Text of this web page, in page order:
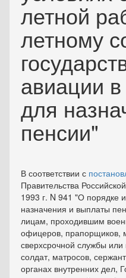
летной
летному
авиации
для
пенсии"
В соответствии с
Правительства
1993 г. N 941 "О порядке
назначения и выплаты
лицам, проходившим
офицеров, прапорщиков,
сверхсрочной службы или
солдат, матросов,
органах внутренних дел,